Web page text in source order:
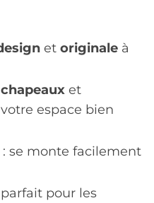
et originale à
chapeaux et
espace bien
: se monte facilement
parfait pour les